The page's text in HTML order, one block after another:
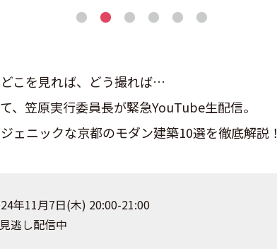
こを見れば、どう撮れば…
、笠原実行委員長が緊急YouTube生配信。
ェニックな京都のモダン建築10選を徹底解説！
年11月7日(木) 20:00-21:00
逃し配信中